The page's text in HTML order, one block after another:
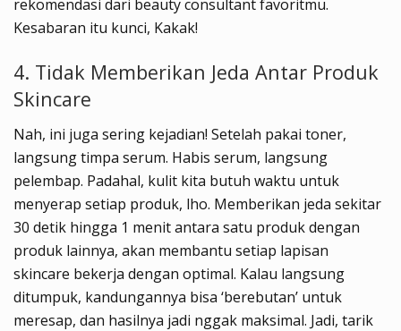
rekomendasi dari beauty consultant favoritmu.
Kesabaran itu kunci, Kakak!
4. Tidak Memberikan Jeda Antar Produk
Skincare
Nah, ini juga sering kejadian! Setelah pakai toner,
langsung timpa serum. Habis serum, langsung
pelembap. Padahal, kulit kita butuh waktu untuk
menyerap setiap produk, lho. Memberikan jeda sekitar
30 detik hingga 1 menit antara satu produk dengan
produk lainnya, akan membantu setiap lapisan
skincare bekerja dengan optimal. Kalau langsung
ditumpuk, kandungannya bisa ‘berebutan’ untuk
meresap, dan hasilnya jadi nggak maksimal. Jadi, tarik